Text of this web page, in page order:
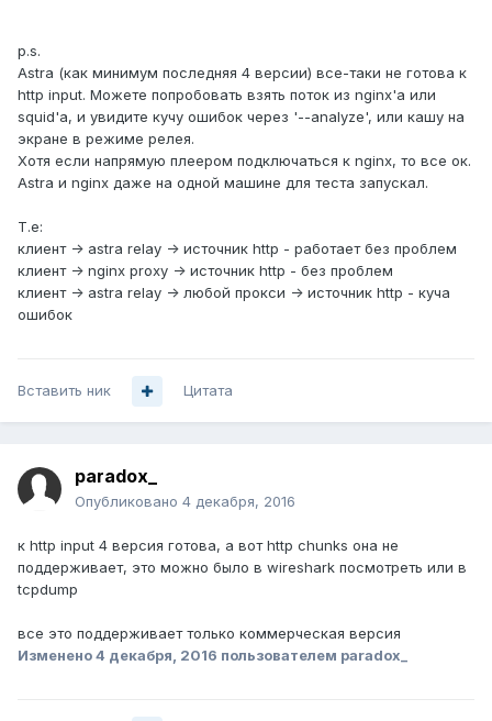
p.s.
Astra (как минимум последняя 4 версии) все-таки не готова к
http input. Можете попробовать взять поток из nginx'а или
squid'a, и увидите кучу ошибок через '--analyze', или кашу на
экране в режиме релея.
Хотя если напрямую плеером подключаться к nginx, то все ок.
Astra и nginx даже на одной машине для теста запускал.
Т.е:
клиент -> astra relay -> источник http - работает без проблем
клиент -> nginx proxy -> источник http - без проблем
клиент -> astra relay -> любой прокси -> источник http - куча
ошибок
Вставить ник Цитата
paradox_
Опубликовано 4 декабря, 2016
к http input 4 версия готова, а вот http chunks она не
поддерживает, это можно было в wireshark посмотреть или в
tcpdump
все это поддерживает только коммерческая версия
Изменено4 декабря, 2016 пользователем paradox_